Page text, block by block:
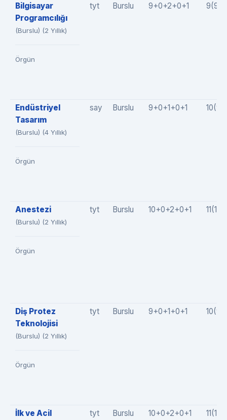
Bilgisayar
Programcılığı
(Burslu) (2 Yıllık)
Örgün
tyt Burslu 9+0+2+0+1
Endüstriyel
Tasarım
(Burslu) (4 Yıllık)
Örgün
say Burslu 9+0+1+0+1
Anestezi
(Burslu) (2 Yıllık)
Örgün
tyt Burslu 10+0+2+0+1
Diş Protez
Teknolojisi
(Burslu) (2 Yıllık)
Örgün
tyt Burslu 9+0+1+0+1
İlk ve Acil
tyt Burslu 10+0+2+0+1